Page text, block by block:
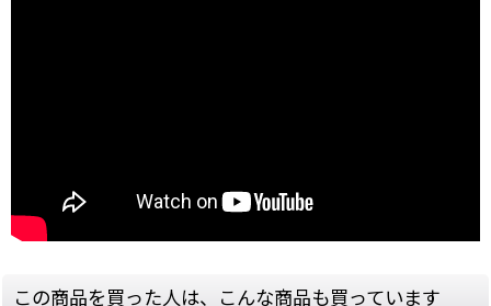
この商品を買った人は、こんな商品も買っています